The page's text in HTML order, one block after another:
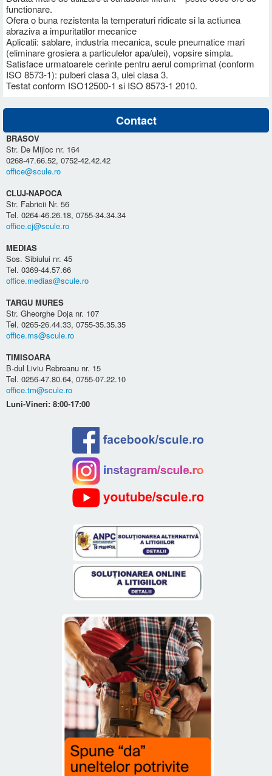
functionare.
Ofera o buna rezistenta la temperaturi ridicate si la actiunea
abraziva a impuritatilor mecanice
Aplicatii: sablare, industria mecanica, scule pneumatice mari
(eliminare grosiera a particulelor apa/ulei), vopsire simpla.
Satisface urmatoarele cerinte pentru aerul comprimat (conform
ISO 8573-1): pulberi clasa 3, ulei clasa 3.
Testat conform ISO12500-1 si ISO 8573-1 2010.
Contact
BRASOV
Str. De Mijloc nr. 164
0268-47.66.52, 0752-42.42.42
office@scule.ro
CLUJ-NAPOCA
Str. Fabricii Nr. 56
Tel. 0264-46.26.18, 0755-34.34.34
office.cj@scule.ro
MEDIAS
Sos. Sibiului nr. 45
Tel. 0369-44.57.66
office.medias@scule.ro
TARGU MURES
Str. Gheorghe Doja nr. 107
Tel. 0265-26.44.33, 0755-35.35.35
office.ms@scule.ro
TIMISOARA
B-dul Liviu Rebreanu nr. 15
Tel. 0256-47.80.64, 0755-07.22.10
office.tm@scule.ro
Luni-Vineri: 8:00-17:00